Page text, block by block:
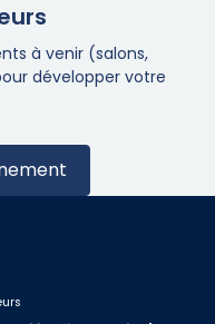
à venir (salons,
développer votre